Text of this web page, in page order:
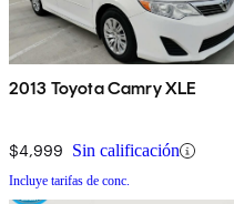
2013 Toyota Camry XLE
$4,999 Sin calificación
Incluye tarifas de conc.